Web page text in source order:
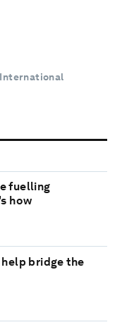
fuelling
how
bridge the